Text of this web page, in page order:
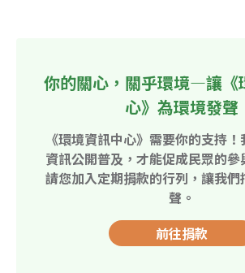
你的關心，關乎環境—讓《
心》為環境發聲
《環境資訊中心》需要你的支持
資訊公開普及，才能促成民眾的
請您加入定期捐款的行列，讓我
聲。
前往捐款